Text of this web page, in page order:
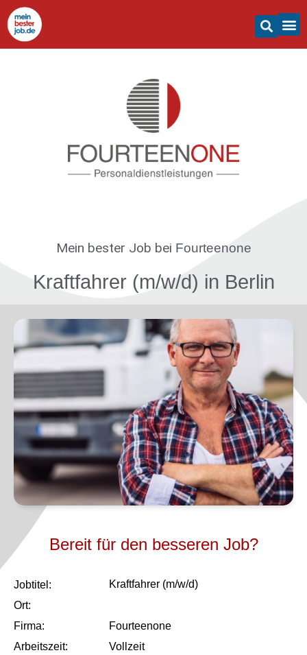
Mein bester Job bei Fourteenone
Kraftfahrer (m/w/d) in Berlin
Bereit für den besseren Job?
Job­titel:
Kraftfahrer (m/w/d)
Ort:
Firma:
Fourteenone
Arbeits­zeit:
Vollzeit